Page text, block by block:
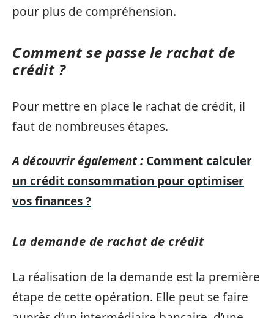
pour plus de compréhension.
Comment se passe le rachat de
crédit ?
Pour mettre en place le rachat de crédit, il
faut de nombreuses étapes.
A découvrir également : Comment calculer
un crédit consommation pour optimiser
vos finances ?
La demande de rachat de crédit
La réalisation de la demande est la première
étape de cette opération. Elle peut se faire